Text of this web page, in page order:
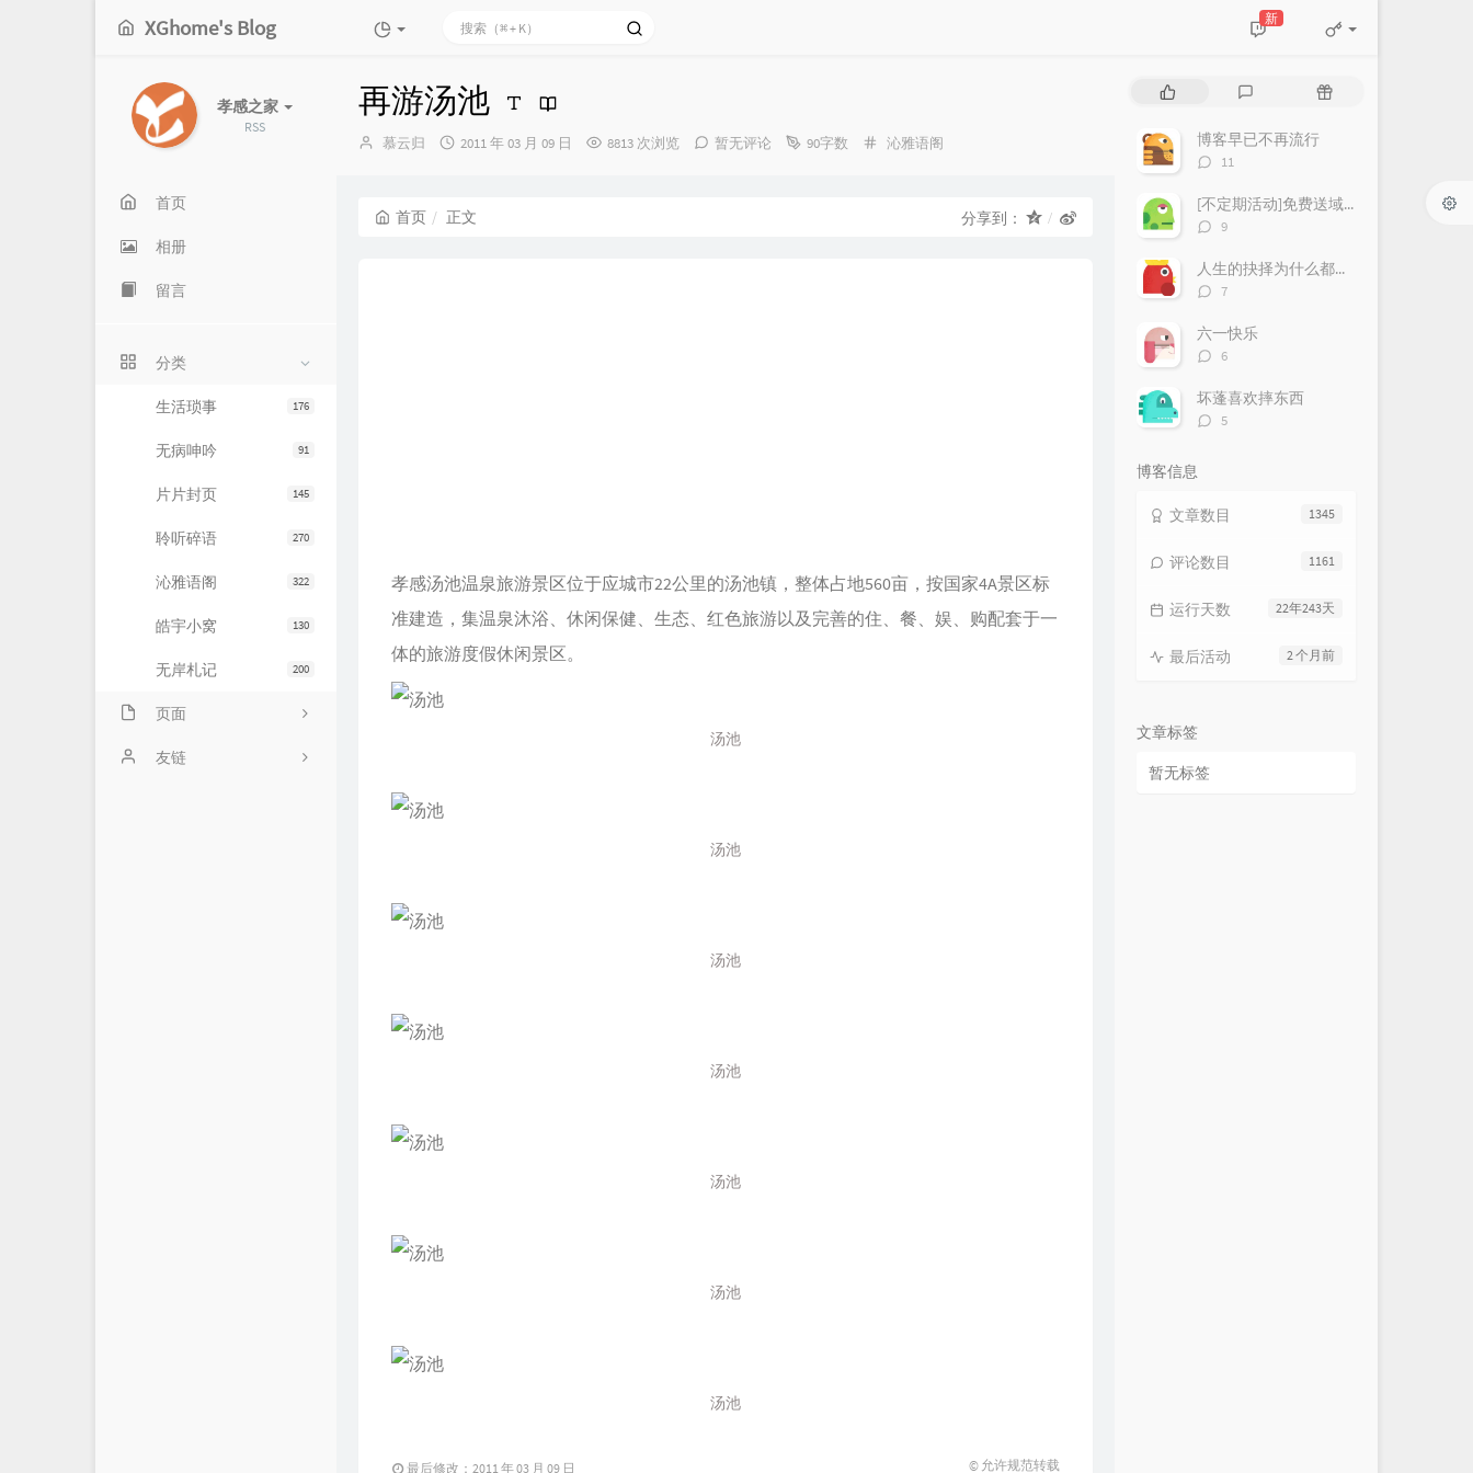
XGhome's Blog 新
孝感之家
RSS
首页
相册
留言
分类
176
生活琐事
91
无病呻吟
145
片片封页
270
聆听碎语
322
沁雅语阁
130
皓宇小窝
200
无岸札记
页面
友情链接
友链
再游汤池
博
慕云归
发
2011 年 03 月 09 日 8813 次浏览 暂无评论 90字数
分
沁雅语阁
首页 正文 分享到：
孝感汤池温泉旅游景区位于应城市22公里的汤池镇，整体占地560亩，按国家4A景区标
准建造，集温泉沐浴、休闲保健、生态、红色旅游以及完善的住、餐、娱、购配套于一
体的旅游度假休闲景区。
汤池
汤池
汤池
汤池
汤池
汤池
汤池
最后修改：2011 年 03 月 09 日 © 允许规范转载
评
随
博客早已不再流行
评
数：
11
[不定期活动]免费送域名或空间
评
数：
9
人生的抉择为什么都这么让人无奈？
评
数：
7
六一快乐
评
数：
6
坏蓬喜欢摔东西
评
5
博客信息
1345
文章数目
1161
评论数目
22年243天
运行天数
2 个月前
最后活动
文章标签
暂无标签